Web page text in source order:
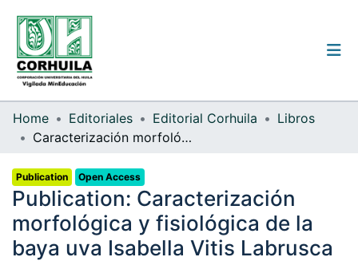
Institutional guidelines
All of the repository
Statistics
Home Editoriales Editorial Corhuila
Libros
Caracterización morfológica y fisiológica de la baya uva Isabella Vitis Labrusca
Publication Open Access
Publication: Caracterización
morfológica y fisiológica de la
baya uva Isabella Vitis Labrusca